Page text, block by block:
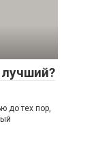
до тех пор,